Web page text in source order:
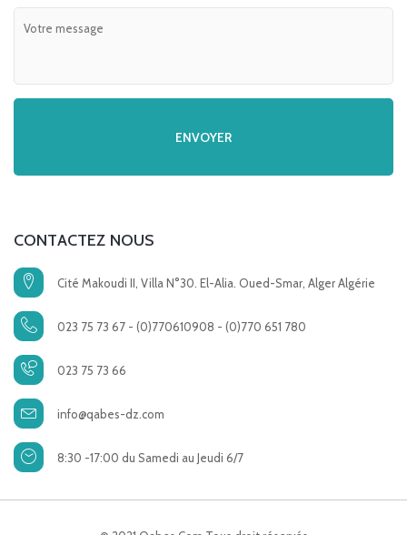
CONTACTEZ NOUS
Cité Makoudi II, Villa N°30. El-Alia. Oued-Smar, Alger Algérie
023 75 73 67 - (0)770610908 - (0)770 651 780
023 75 73 66
info@qabes-dz.com
8:30 -17:00 du Samedi au Jeudi 6/7